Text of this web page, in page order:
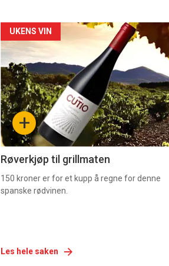
Forsiden
akkurat
nå
-
4 +
UKENS VIN
Røverkjøp til grillmaten
150 kroner er for et kupp å regne for denne
spanske rødvinen.
Les hele saken